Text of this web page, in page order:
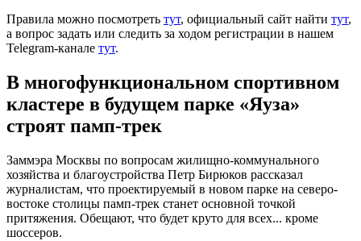
Правила можно посмотреть тут, официальный сайт найти тут,
а вопрос задать или следить за ходом регистрации в нашем
Telegram-канале тут.
В многофункциональном спортивном
кластере в будущем парке «Яуза»
строят памп-трек
Заммэра Москвы по вопросам жилищно-коммунального
хозяйства и благоустройства Петр Бирюков рассказал
журналистам, что проектируемый в новом парке на северо-
востоке столицы памп-трек станет основной точкой
притяжения. Обещают, что будет круто для всех... кроме
шоссеров.